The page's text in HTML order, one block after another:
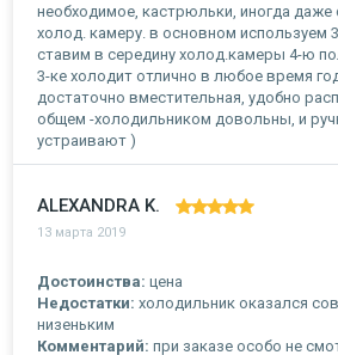
необходимое, кастрюльки, иногда
холод. камеру. в основном используем
ставим в середину холод.камеры 4-ю
3-ке холодит отлично в любое время
достаточно вместительная, удобно
общем -холодильником довольны, и
устраивают )
ALEXANDRA K.
13 марта 2019
Достоинства: цена
Недостатки: холодильник оказался
низеньким
Комментарий: при заказе особо не